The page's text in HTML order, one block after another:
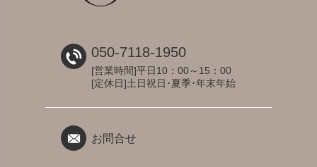
050-7118-1950
[営業時間]平日10：00～15：00
[定休日]土日祝日･夏季･年末年始
お問合せ